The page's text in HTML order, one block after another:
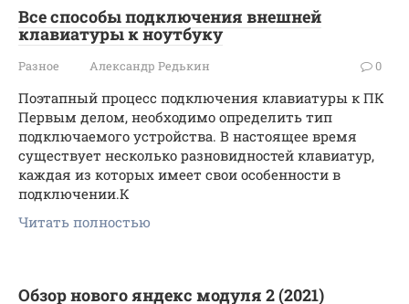
Все способы подключения внешней
клавиатуры к ноутбуку
Разное Александр Редькин 0
Поэтапный процесс подключения клавиатуры к ПК
Первым делом, необходимо определить тип
подключаемого устройства. В настоящее время
существует несколько разновидностей клавиатур,
каждая из которых имеет свои особенности в
подключении.К
Читать полностью
Обзор нового яндекс модуля 2 (2021)